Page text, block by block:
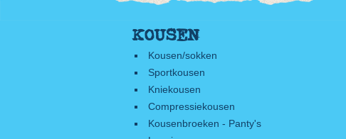
KOUSEN
Kousen/sokken
Sportkousen
Kniekousen
Compressiekousen
Kousenbroeken - Panty's